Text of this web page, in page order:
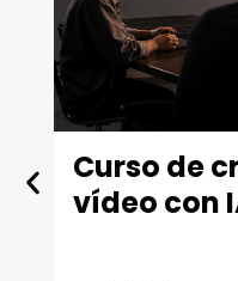
Curso de
vídeo con